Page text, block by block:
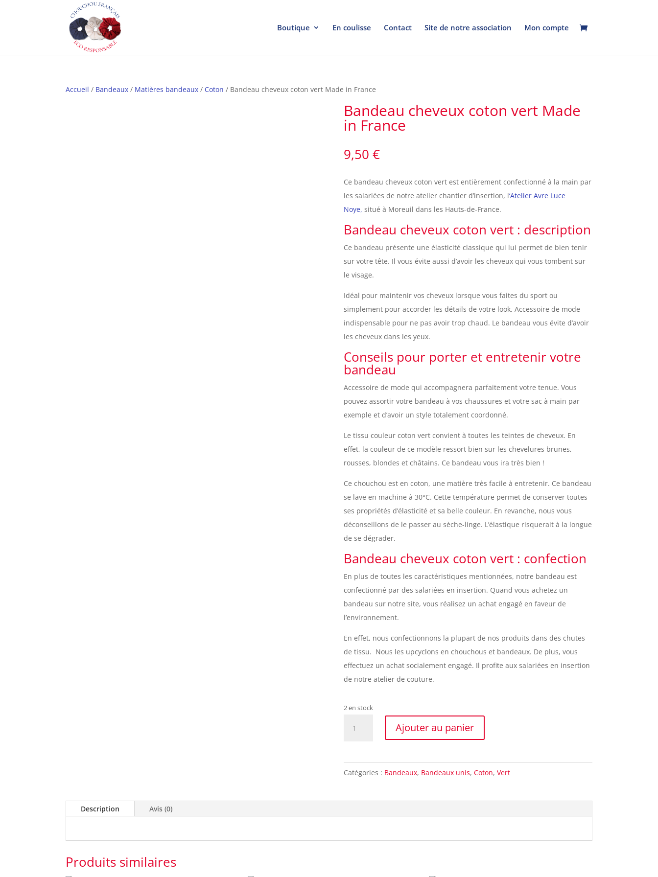
Boutique En coulisse Contact Site de notre association Mon compte
Accueil / Bandeaux / Matières bandeaux / Coton / Bandeau cheveux coton vert Made in France
Bandeau cheveux coton vert Made
in France
9,50 €
Ce bandeau cheveux coton vert est entièrement confectionné à la main par
les salariées de notre atelier chantier d’insertion, l‘Atelier Avre Luce
Noye, situé à Moreuil dans les Hauts-de-France.
Bandeau cheveux coton vert : description
Ce bandeau présente une élasticité classique qui lui permet de bien tenir
sur votre tête. Il vous évite aussi d’avoir les cheveux qui vous tombent sur
le visage.
Idéal pour maintenir vos cheveux lorsque vous faites du sport ou
simplement pour accorder les détails de votre look. Accessoire de mode
indispensable pour ne pas avoir trop chaud. Le bandeau vous évite d’avoir
les cheveux dans les yeux.
Conseils pour porter et entretenir votre
bandeau
Accessoire de mode qui accompagnera parfaitement votre tenue. Vous
pouvez assortir votre bandeau à vos chaussures et votre sac à main par
exemple et d’avoir un style totalement coordonné.
Le tissu couleur coton vert convient à toutes les teintes de cheveux. En
effet, la couleur de ce modèle ressort bien sur les chevelures brunes,
rousses, blondes et châtains. Ce bandeau vous ira très bien !
Ce chouchou est en coton, une matière très facile à entretenir. Ce bandeau
se lave en machine à 30°C. Cette température permet de conserver toutes
ses propriétés d’élasticité et sa belle couleur. En revanche, nous vous
déconseillons de le passer au sèche-linge. L’élastique risquerait à la longue
de se dégrader.
Bandeau cheveux coton vert : confection
En plus de toutes les caractéristiques mentionnées, notre bandeau est
confectionné par des salariées en insertion. Quand vous achetez un
bandeau sur notre site, vous réalisez un achat engagé en faveur de
l’environnement.
En effet, nous confectionnons la plupart de nos produits dans des chutes
de tissu. Nous les upcyclons en chouchous et bandeaux. De plus, vous
effectuez un achat socialement engagé. Il profite aux salariées en insertion
de notre atelier de couture.
2 en stock
cheveux
coton
Made
in
Ajouter au panier
Catégories : Bandeaux, Bandeaux unis, Coton, Vert
Description Avis (0)
Produits similaires